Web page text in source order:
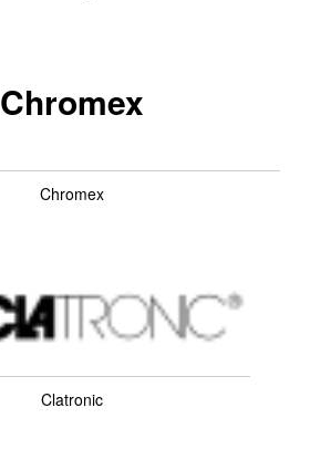
Chromex
Chromex
Clatronic